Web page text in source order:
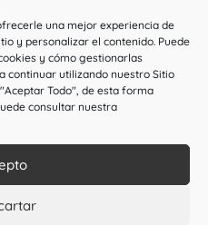
una mejor experiencia de
y personalizar el contenido. Puede
y cómo gestionarlas
continuar utilizando nuestro Sitio
Todo", de esta forma
consultar nuestra
©2021
Maga Colibrí.
reservados.
por el Ministerio de